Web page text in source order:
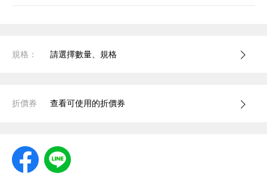
規格： 請選擇數量、規格
折價券 查看可使用的折價券